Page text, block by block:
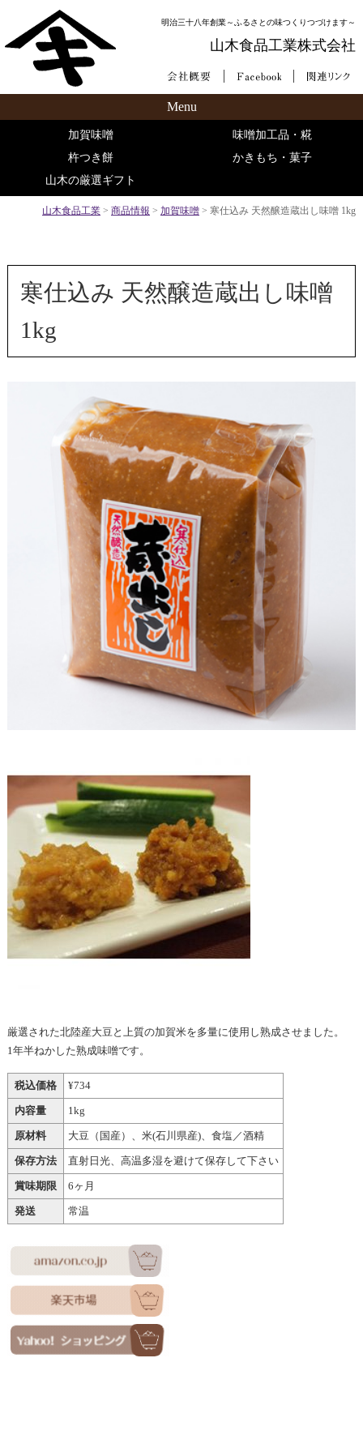
山木食品工業株式会社
明治三十八年創業～ふるさとの味つくりつづけます～
Menu
加賀味噌
味噌加工品・糀
杵つき餅
かきもち・菓子
山木の厳選ギフト
山木食品工業 >商品情報 >加賀味噌 >寒仕込み 天然醸造蔵出し味噌 1kg
寒仕込み 天然醸造蔵出し味噌
1kg
厳選された北陸産大豆と上質の加賀米を多量に使用し熟成させました。
1年半ねかした熟成味噌です。
税込価格 ¥734
内容量 1kg
原材料 大豆（国産）、米(石川県産)、食塩／酒精
保存方法 直射日光、高温多湿を避けて保存して下さい
賞味期限 6ヶ月
発送 常温